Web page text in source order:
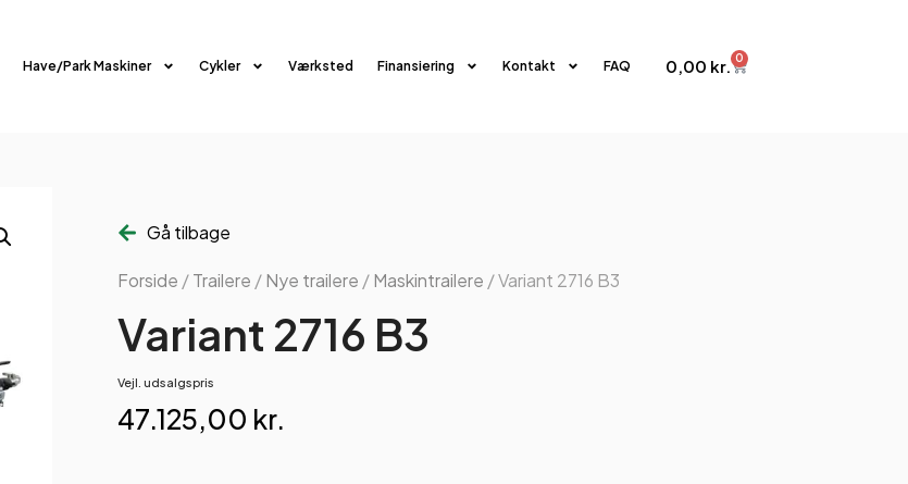
Have/Park Maskiner Cykler Værksted Finansiering Kontakt FAQ 0,00 kr. 0
Gå tilbage
Forside /Trailere /Nye trailere /Maskintrailere / Variant 2716 B3
Variant 2716 B3
Vejl. udsalgspris
47.125,00 kr.